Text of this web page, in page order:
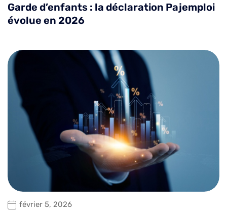
Garde d’enfants : la déclaration Pajemploi
évolue en 2026
février 5, 2026